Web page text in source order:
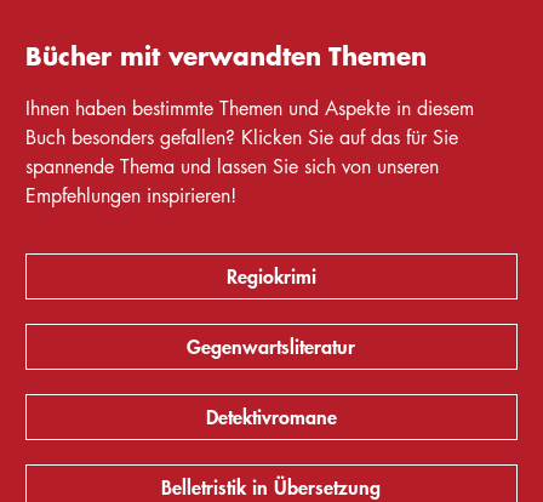
Bücher mit verwandten Themen
Ihnen haben bestimmte Themen und Aspekte in diesem
Buch besonders gefallen? Klicken Sie auf das für Sie
spannende Thema und lassen Sie sich von unseren
Empfehlungen inspirieren!
Regiokrimi
Gegenwartsliteratur
Detektivromane
Belletristik in Übersetzung